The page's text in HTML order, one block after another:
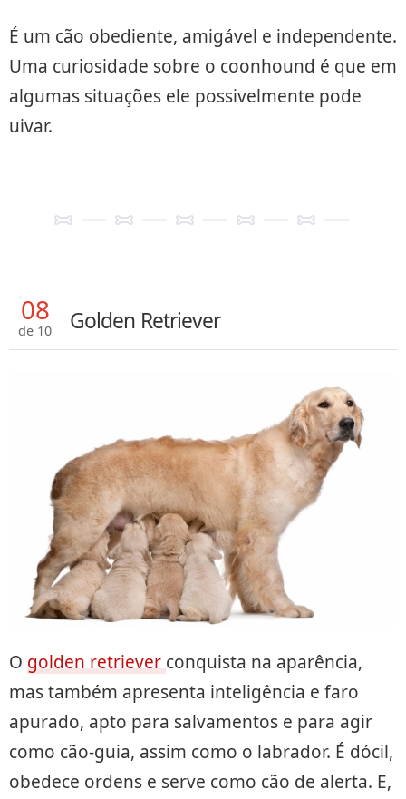
É um cão obediente, amigável e independente.
Uma curiosidade sobre o coonhound é que em
algumas situações ele possivelmente pode
uivar.
08
de 10 Golden Retriever
O golden retrieverconquista na aparência,
mas também apresenta inteligência e faro
apurado, apto para salvamentos e para agir
como cão-guia, assim como o labrador. É dócil,
obedece ordens e serve como cão de alerta. E,